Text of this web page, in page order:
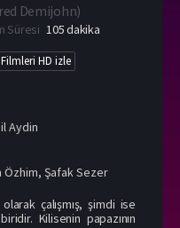
Demijohn)
Süresi 105 dakika
HD izle
Aydin
Özhim, Şafak Sezer
çalışmış, şimdi ise
Kilisenin papazının